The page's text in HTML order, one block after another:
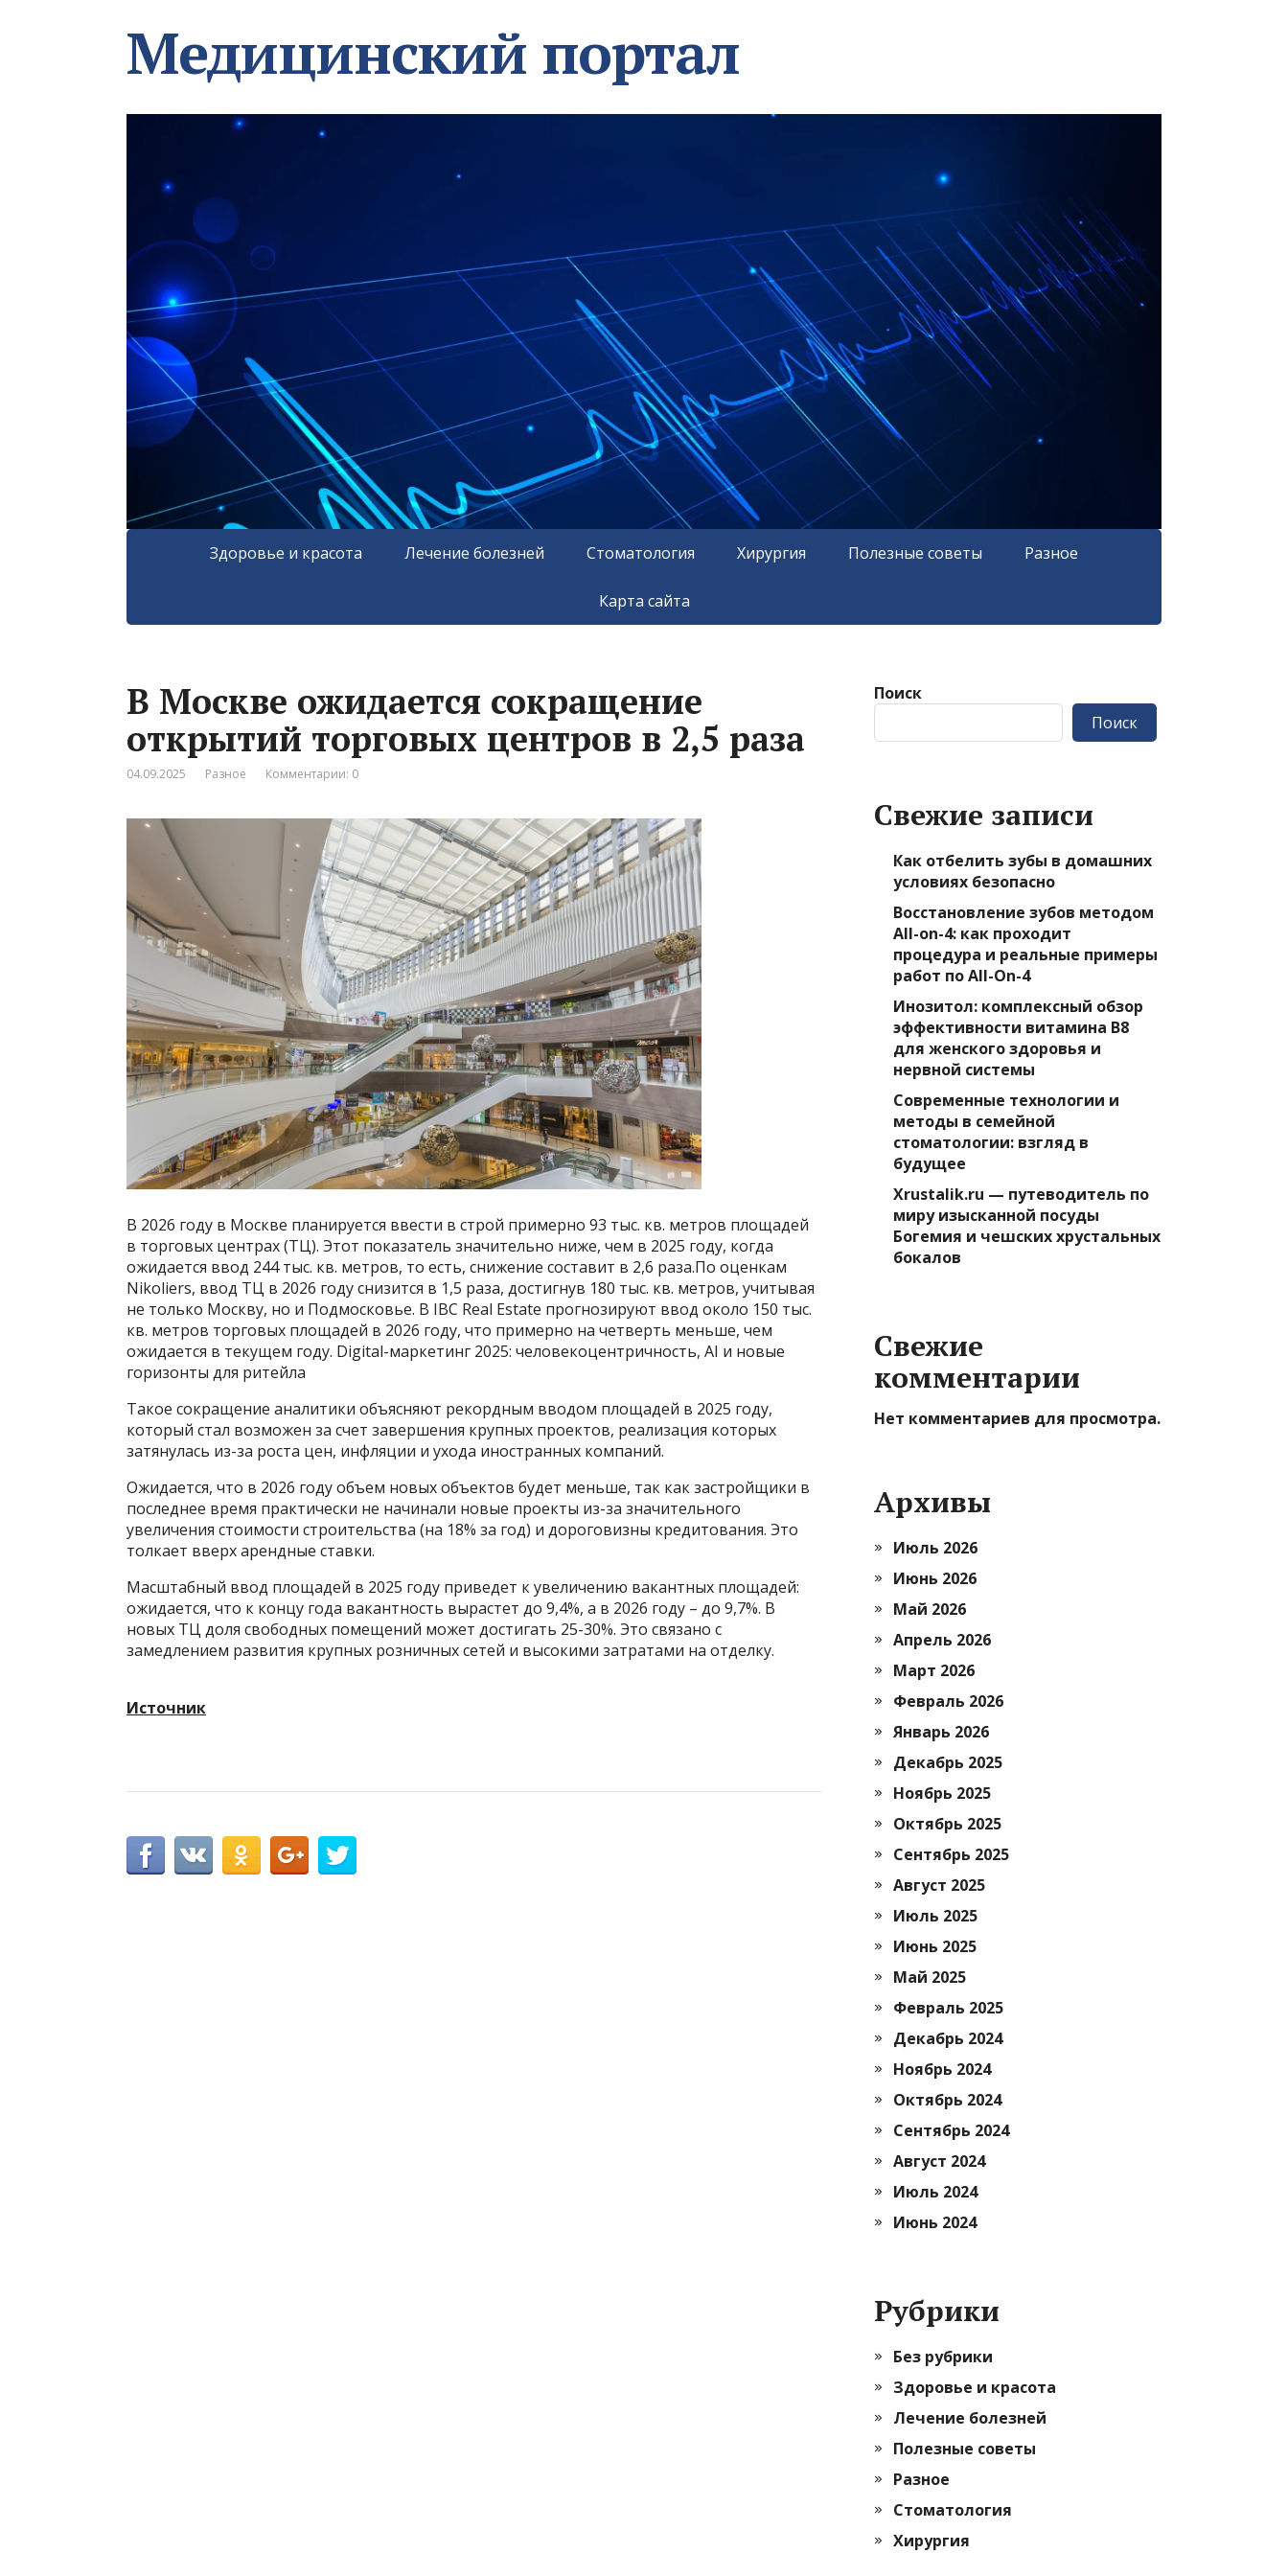
Медицинский портал
Здоровье и красота Лечение болезней Стоматология Хирургия Полезные советы Разное
Карта сайта
В Москве ожидается сокращение
открытий торговых центров в 2,5 раза
04.09.2025 Разное Комментарии: 0
В 2026 году в Москве планируется ввести в строй примерно 93 тыс. кв. метров площадей
в торговых центрах (ТЦ). Этот показатель значительно ниже, чем в 2025 году, когда
ожидается ввод 244 тыс. кв. метров, то есть, снижение составит в 2,6 раза.По оценкам
Nikoliers, ввод ТЦ в 2026 году снизится в 1,5 раза, достигнув 180 тыс. кв. метров, учитывая
не только Москву, но и Подмосковье. В IBC Real Estate прогнозируют ввод около 150 тыс.
кв. метров торговых площадей в 2026 году, что примерно на четверть меньше, чем
ожидается в текущем году. Digital-маркетинг 2025: человекоцентричность, AI и новые
горизонты для ритейла
Такое сокращение аналитики объясняют рекордным вводом площадей в 2025 году,
который стал возможен за счет завершения крупных проектов, реализация которых
затянулась из-за роста цен, инфляции и ухода иностранных компаний.
Ожидается, что в 2026 году объем новых объектов будет меньше, так как застройщики в
последнее время практически не начинали новые проекты из-за значительного
увеличения стоимости строительства (на 18% за год) и дороговизны кредитования. Это
толкает вверх арендные ставки.
Масштабный ввод площадей в 2025 году приведет к увеличению вакантных площадей:
ожидается, что к концу года вакантность вырастет до 9,4%, а в 2026 году – до 9,7%. В
новых ТЦ доля свободных помещений может достигать 25-30%. Это связано с
замедлением развития крупных розничных сетей и высокими затратами на отделку.
Источник
Поиск
Поиск
Свежие записи
Как отбелить зубы в домашних
условиях безопасно
Восстановление зубов методом
All-on-4: как проходит
процедура и реальные примеры
работ по All-On-4
Инозитол: комплексный обзор
эффективности витамина B8
для женского здоровья и
нервной системы
Современные технологии и
методы в семейной
стоматологии: взгляд в
будущее
Xrustalik.ru — путеводитель по
миру изысканной посуды
Богемия и чешских хрустальных
бокалов
Свежие
комментарии
Нет комментариев для просмотра.
Архивы
Июль 2026
Июнь 2026
Май 2026
Апрель 2026
Март 2026
Февраль 2026
Январь 2026
Декабрь 2025
Ноябрь 2025
Октябрь 2025
Сентябрь 2025
Август 2025
Июль 2025
Июнь 2025
Май 2025
Февраль 2025
Декабрь 2024
Ноябрь 2024
Октябрь 2024
Сентябрь 2024
Август 2024
Июль 2024
Июнь 2024
Рубрики
Без рубрики
Здоровье и красота
Лечение болезней
Полезные советы
Разное
Стоматология
Хирургия